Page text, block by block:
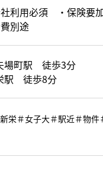
社利用必須 ・保険要
別途
場町駅 徒歩3分
駅 徒歩8分
栄＃女子大＃駅近＃物件